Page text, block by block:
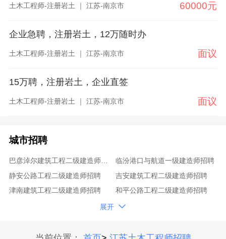
土木工程师-注册岩土 ｜ 江苏-南京市 60000元
企业急聘，注册岩土，12万随时办
土木工程师-注册岩土 ｜ 江苏-南京市 面议
15万聘，注册岩土，企业直签
土木工程师-注册岩土 ｜ 江苏-南京市 面议
城市招聘
巴彦淖尔建筑工程二级建造师招聘
临汾港口与航道一级建造师招聘
静安公路工程二级建造师招聘
吉安建筑工程二级建造师招聘
津南建筑工程二级建造师招聘
和平公路工程二级建造师招聘
河西民航机场一级建造师招聘
马鞍山机电工程一级建造师招聘
展开 